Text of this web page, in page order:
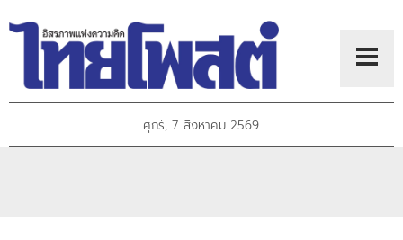
ศุกร์, 7 สิงหาคม 2569